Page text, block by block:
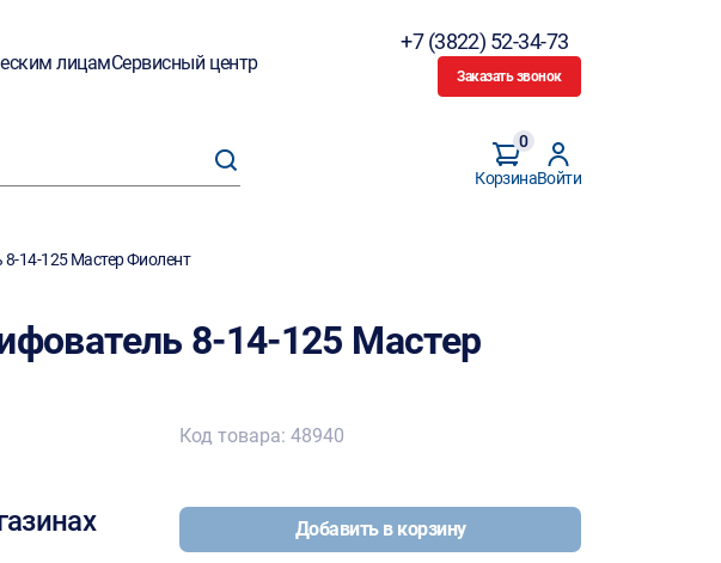
лицамСервисный центр
+7 (3822) 52-34-73
Заказать звонок
Корзина
0
Войти
14-125 Мастер Фиолент
8-14-125 Мастер
Код товара: 48940
Добавить в корзину